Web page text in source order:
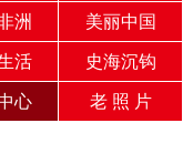
洲 美丽中国
活 史海沉钩
心
老 照 片